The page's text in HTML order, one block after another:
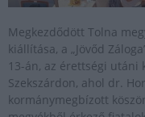
Megkezdődött Tolna
kiállítása, a „Jövőd
13-án, az érettségi utáni
Szekszárdon, ahol dr.
kormánymegbízott